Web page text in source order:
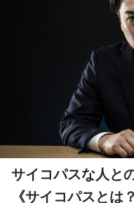
サイコパスな人と
《サイコパスとは